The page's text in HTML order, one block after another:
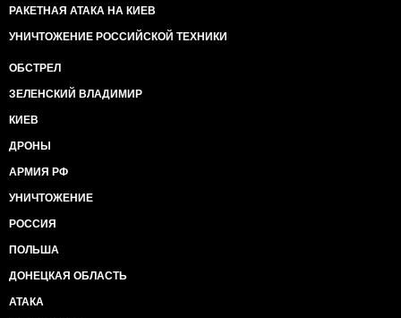
РАКЕТНАЯ АТАКА НА КИЕВ
УНИЧТОЖЕНИЕ РОССИЙСКОЙ ТЕХНИКИ
ОБСТРЕЛ
ЗЕЛЕНСКИЙ ВЛАДИМИР
КИЕВ
ДРОНЫ
АРМИЯ РФ
УНИЧТОЖЕНИЕ
РОССИЯ
ПОЛЬША
ДОНЕЦКАЯ ОБЛАСТЬ
АТАКА